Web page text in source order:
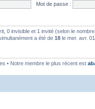
Mot de passe :
0 invisible et 1 invité (selon le
a été de 18 le mer. avr.
• Notre membre le plus récent est